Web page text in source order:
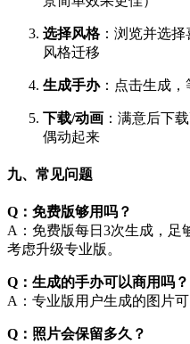
选择风格：浏览并选择
风格迁移
生成手办：点击生成，
下载/动画 ：满意后下
偶动起来
九、常见问题
Q：免费版够用吗？
A：免费版每日3次生成，足
考虑升级专业版。
Q：生成的手办可以商用吗？
A：专业版用户生成的图片可
Q：照片会保留多久？